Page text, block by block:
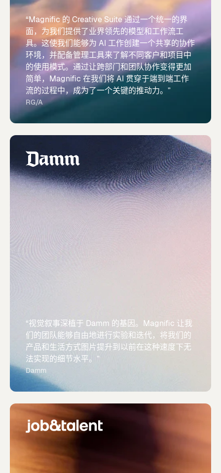
“Magnific 的 Creative Suite 通过一个统一的界
面，为我们提供了业界领先的模型和工作流工
具。这使我们能够为 AI 工作创建一个共享的协作
环境，并配备管理工具来了解不同客户和项目中
的使用模式。通过让跨部门和团队协作变得更加
简单，Magnific 在我们将 AI 贯穿于端到端工作
流的过程中，成为了一个关键的推动力。”
RG/A
“视觉叙事深植于 Damm 的基因。Magnific 让我
们的团队能够自由地进行实验和迭代，将我们的
产品和生活方式图片提升到以前在这种速度下无
法实现的细节水平。”
Damm